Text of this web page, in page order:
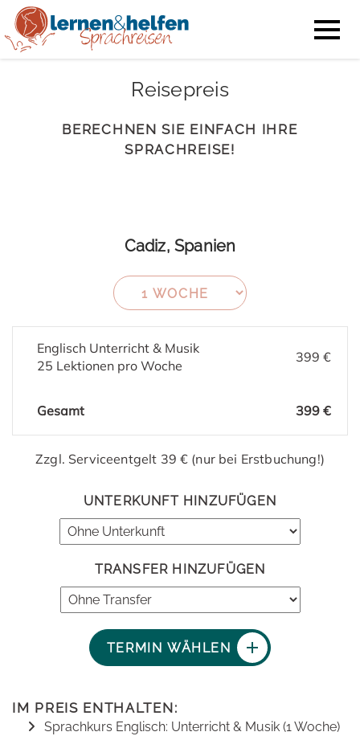
Reisepreis
BERECHNEN SIE EINFACH IHRE
SPRACHREISE!
Cadiz, Spanien
Englisch Unterricht & Musik
25 Lektionen pro Woche
399 €
Gesamt 399 €
Zzgl. Serviceentgelt 39 € (nur bei Erstbuchung!)
UNTERKUNFT HINZUFÜGEN
TRANSFER HINZUFÜGEN
TERMIN WÄHLEN
IM PREIS ENTHALTEN:
Sprachkurs Englisch: Unterricht & Musik (1 Woche)